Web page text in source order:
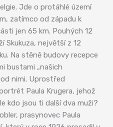
Jde o protáhlé území
zatímco od západu k
jen 65 km. Pouhých 12
Skukuza, největší z 12
Na stěně budovy recepce
bustami „našich
nimi. Uprostřed
Paula Krugera, jehož
kdo jsou ti další dva muži?
prasynovec Paula